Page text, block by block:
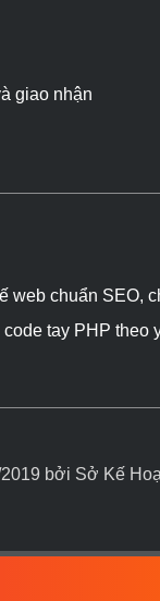
giao nhận
web chuẩn SEO,
tay PHP theo
bởi Sở Kế